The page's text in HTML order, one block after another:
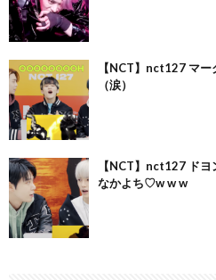
【NCT】nct127 マ
（涙）
【NCT】nct127 ド
なかよち♡w w w